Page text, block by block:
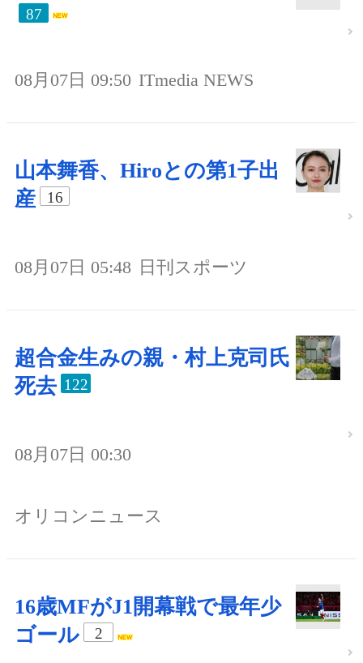
87
08月07日 09:50 ITmedia NEWS
山本舞香、Hiroとの第1子出
産
16
08月07日 05:48 日刊スポーツ
超合金生みの親・村上克司氏
死去 122
08月07日 00:30
オリコンニュース
16歳MFがJ1開幕戦で最年少
ゴール
2